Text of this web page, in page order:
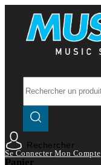
Rechercher
Se Connecter Mon Compte
Panier